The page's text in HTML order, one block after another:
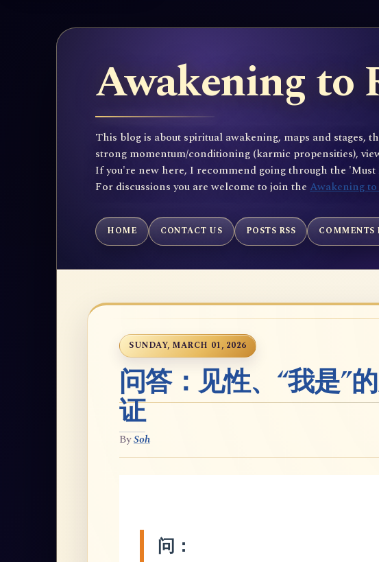
Awakening to
This blog is about spiritual awakening, maps and stages,
strong momentum/conditioning (karmic propensities),
If you're new here, I recommend going through the 'Must
For discussions you are welcome to join the Awakening
HOME CONTACT US POSTS RSS COMMENTS
SUNDAY, MARCH 01, 2026
问答：见性、“我是”
证
BySoh
问：